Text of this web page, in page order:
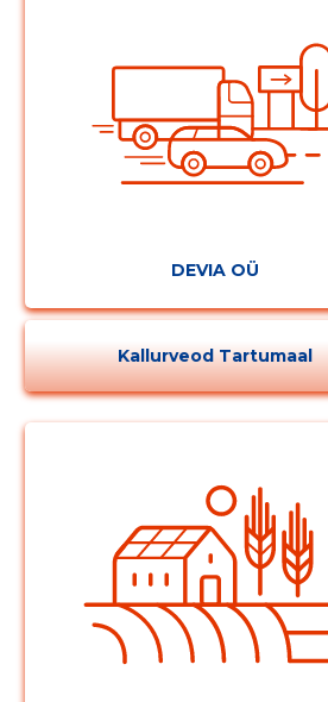
DEVIA OÜ
Kallurveod Tartumaal
kirjeldust
MUUDA